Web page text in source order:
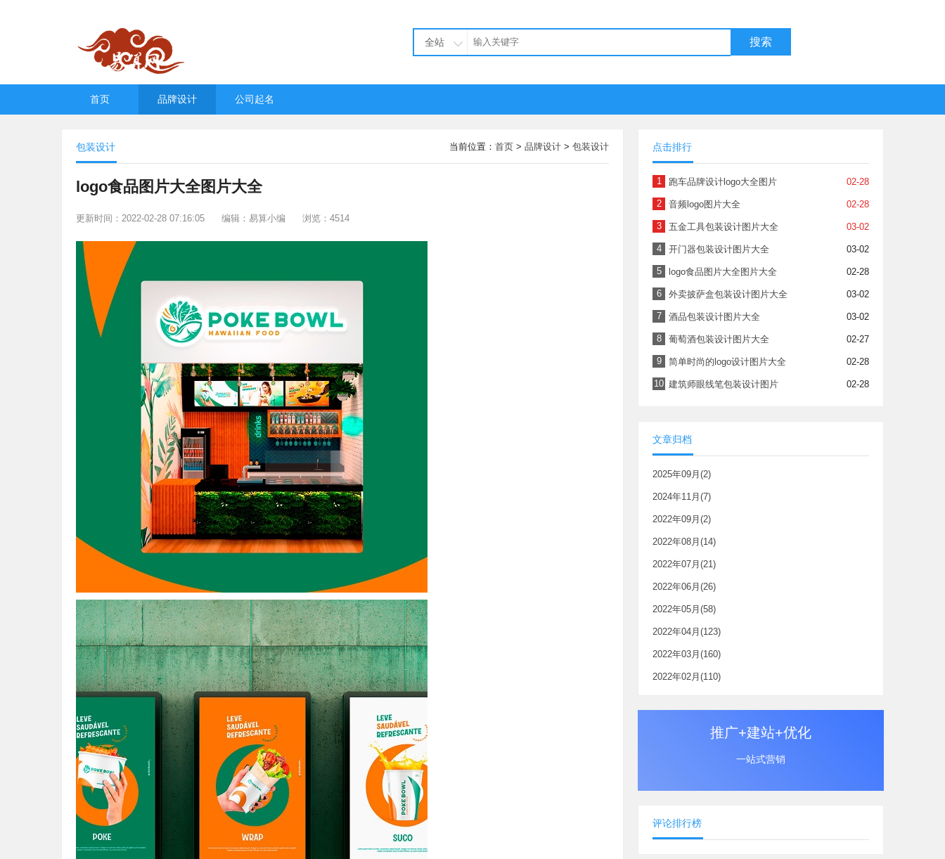
全站 搜索
首页 品牌设计 公司起名
包装设计 当前位置： 首页 > 品牌设计 > 包装设计
logo食品图片大全图片大全
更新时间：2022-02-28 07:16:05 编辑：易算小编 浏览：4514
点击排行
1 02-28
跑车品牌设计logo大全图片
2 02-28
音频logo图片大全
3 03-02
五金工具包装设计图片大全
4 03-02
开门器包装设计图片大全
5 02-28
logo食品图片大全图片大全
6 03-02
外卖披萨盒包装设计图片大全
7 03-02
酒品包装设计图片大全
8 02-27
葡萄酒包装设计图片大全
9 02-28
简单时尚的logo设计图片大全
10 02-28
建筑师眼线笔包装设计图片
文章归档
2025年09月(2)
2024年11月(7)
2022年09月(2)
2022年08月(14)
2022年07月(21)
2022年06月(26)
2022年05月(58)
2022年04月(123)
2022年03月(160)
2022年02月(110)
推广+建站+优化
一站式营销
评论排行榜